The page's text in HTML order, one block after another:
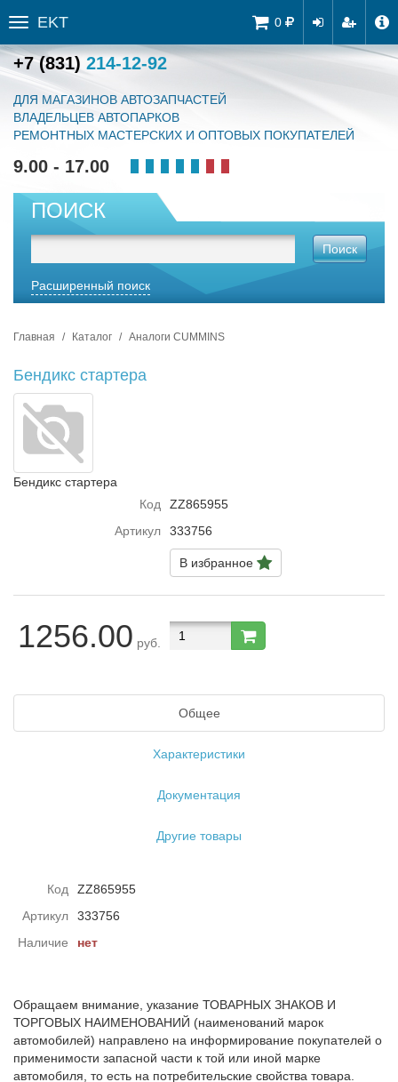
0
Toggle
sidebar
EKT
+7 (831) 214-12-92
ДЛЯ МАГАЗИНОВ АВТОЗАПЧАСТЕЙ
ВЛАДЕЛЬЦЕВ АВТОПАРКОВ
РЕМОНТНЫХ МАСТЕРСКИХ И ОПТОВЫХ ПОКУПАТЕЛЕЙ
9.00 - 17.00
ПОИСК
Поиск
Расширенный поиск
Главная Каталог Аналоги CUMMINS
Бендикс стартера
Бендикс стартера
Код
ZZ865955
Артикул
333756
В избранное
1256.00 руб.
Общее
Характеристики
Документация
Другие товары
Код
ZZ865955
Артикул
333756
Наличие
нет
Обращаем внимание, указание ТОВАРНЫХ ЗНАКОВ И
ТОРГОВЫХ НАИМЕНОВАНИЙ (наименований марок
автомобилей) направлено на информирование покупателей о
применимости запасной части к той или иной марке
автомобиля, то есть на потребительские свойства товара.